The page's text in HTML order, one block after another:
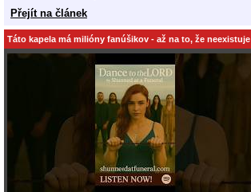
Přejít na článek
Táto kapela má milióny fanúšikov - až na to, že neexistuje